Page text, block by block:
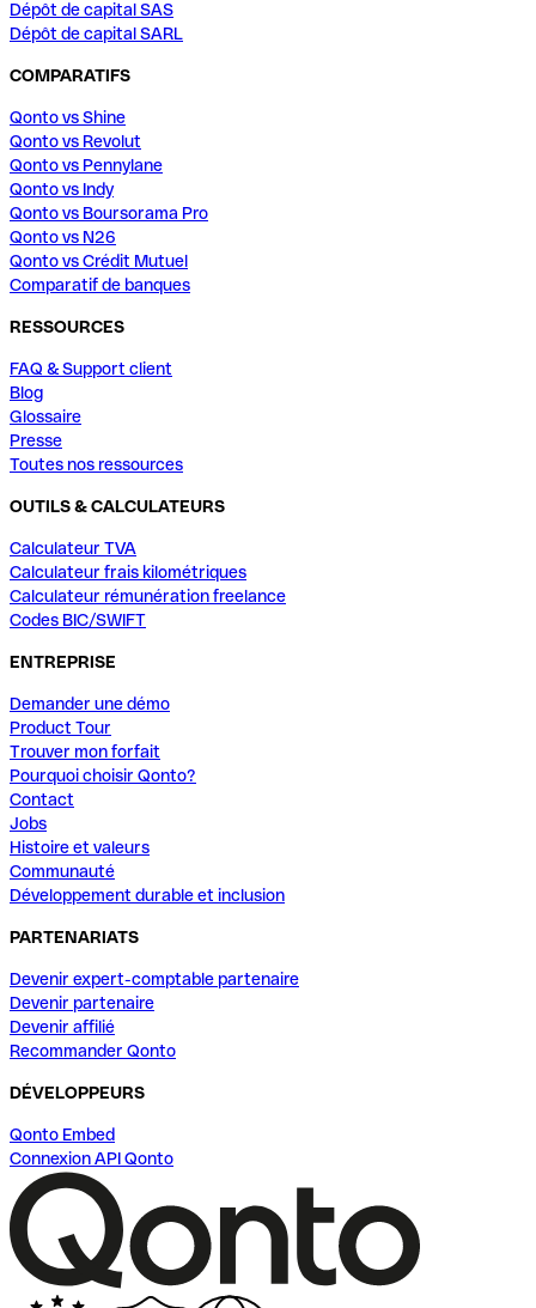
Dépôt de capital SAS
Dépôt de capital SARL
COMPARATIFS
Qonto vs Shine
Qonto vs Revolut
Qonto vs Pennylane
Qonto vs Indy
Qonto vs Boursorama Pro
Qonto vs N26
Qonto vs Crédit Mutuel
Comparatif de banques
RESSOURCES
FAQ & Support client
Blog
Glossaire
Presse
Toutes nos ressources
OUTILS & CALCULATEURS
Calculateur TVA
Calculateur frais kilométriques
Calculateur rémunération freelance
Codes BIC/SWIFT
ENTREPRISE
Demander une démo
Product Tour
Trouver mon forfait
Pourquoi choisir Qonto?
Contact
Jobs
Histoire et valeurs
Communauté
Développement durable et inclusion
PARTENARIATS
Devenir expert-comptable partenaire
Devenir partenaire
Devenir affilié
Recommander Qonto
DÉVELOPPEURS
Qonto Embed
Connexion API Qonto